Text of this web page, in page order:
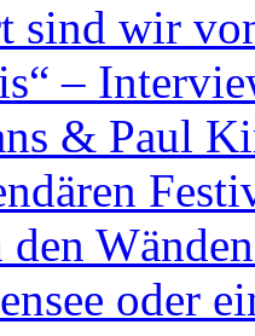
sind wir
–
& Paul
den
oder